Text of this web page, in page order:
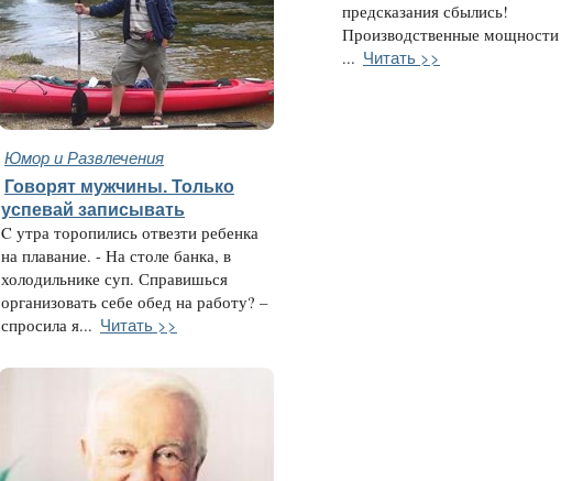
Юмор и Развлечения
Говорят мужчины. Только
успевай записывать
C утра торопились отвезти ребенка
на плавание. - На столе банка, в
холодильнике суп. Справишься
организовать себе обед на работу? –
спросила я... Читать >>
предсказания сбылись!
Производственные мощности
... Читать >>